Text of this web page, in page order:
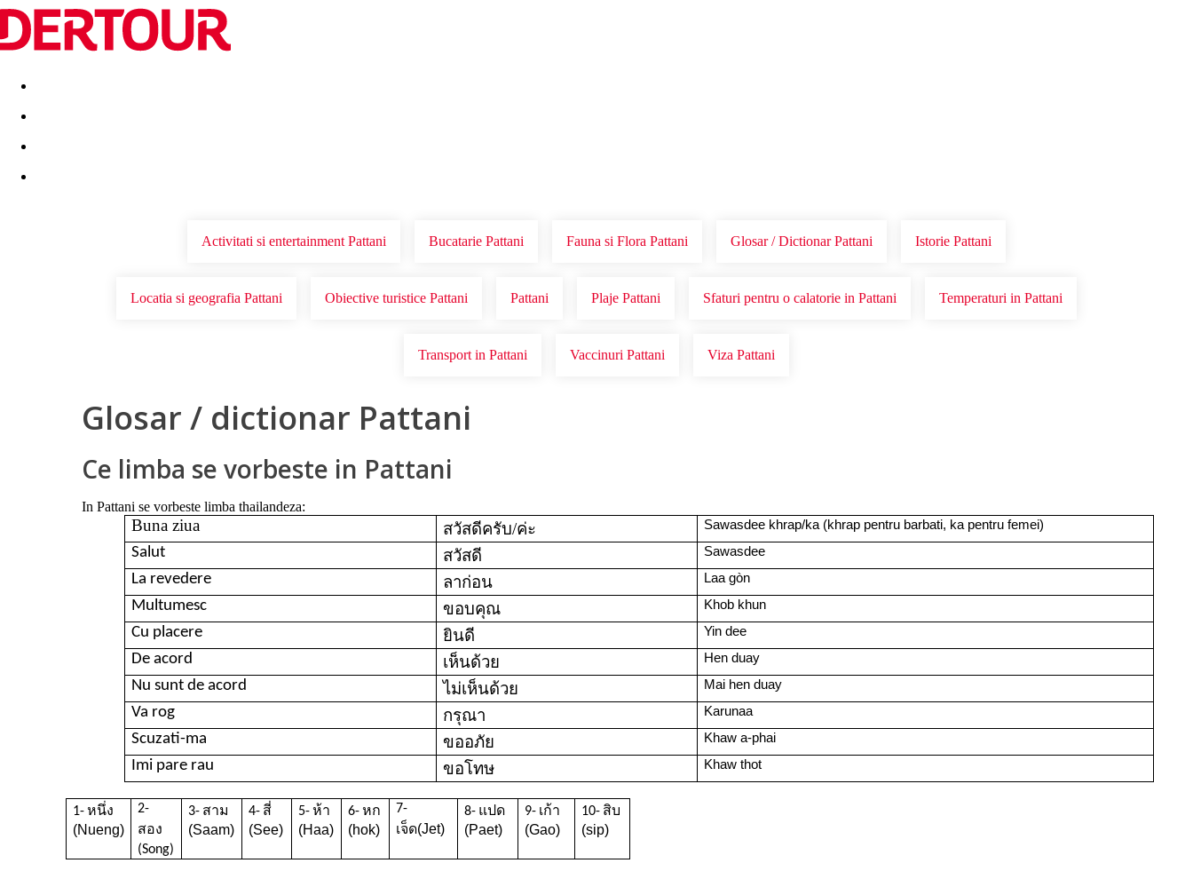
Destinatii Vacanta perfecta OFERTE DE NERATAT
Activitati si entertainment Pattani Bucatarie Pattani Fauna si Flora Pattani Glosar / Dictionar Pattani Istorie Pattani
Locatia si geografia Pattani Obiective turistice Pattani Pattani Plaje Pattani Sfaturi pentru o calatorie in Pattani Temperaturi in Pattani
Transport in Pattani Vaccinuri Pattani Viza Pattani
Glosar / dictionar Pattani
Ce limba se vorbeste in Pattani
In Pattani se vorbeste limba thailandeza:
Buna ziua สวัสดีครับ/ค่ะ Sawasdee khrap/ka (khrap pentru barbati, ka pentru femei)
Salut สวัสดี Sawasdee
La revedere ลาก่อน Laa gòn
Multumesc ขอบคุณ Khob khun
Cu placere ยินดี Yin dee
De acord เห็นด้วย Hen duay
Nu sunt de acord ไม่เห็นด้วย Mai hen duay
Va rog กรุณา Karunaa
Scuzati-ma ขออภัย Khaw a-phai
Imi pare rau ขอโทษ Khaw thot
1-หนึ่ง
(Nueng)
2-
สอง
(Song)
3- สาม
(Saam)
4- สี่
(See)
5-ห้า
(Haa)
6-หก
(hok)
7-
เจ็ด(Jet)
8- แปด
(Paet)
9- เก้า
(Gao)
10- สิบ
(sip)